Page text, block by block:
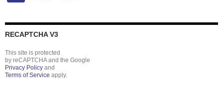
RECAPTCHA V3
This site is protected
by reCAPTCHA and the Google
Privacy Policy and
Terms of Service apply.